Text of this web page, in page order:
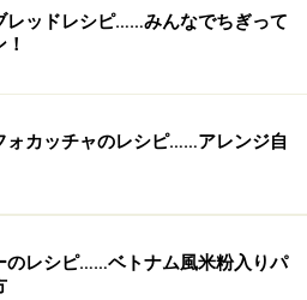
プリン型やコップ型の耐熱容器
、メタル製のほうが熱が伝わ
レッドレシピ……みんなでちぎって
ォカッチャのレシピ……アレンジ自
のレシピ……ベトナム風米粉入りパ